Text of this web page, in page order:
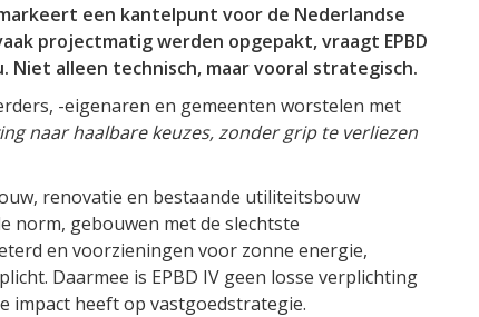
een kantelpunt voor de Nederlandse
projectmatig werden opgepakt, vraagt EPBD
alleen technisch, maar vooral strategisch.
-eigenaren en gemeenten worstelen met
naar haalbare keuzes, zonder grip te verliezen
renovatie en bestaande utiliteitsbouw
norm, gebouwen met de slechtste
en voorzieningen voor zonne energie,
Daarmee is EPBD IV geen losse verplichting
impact heeft op vastgoedstrategie.